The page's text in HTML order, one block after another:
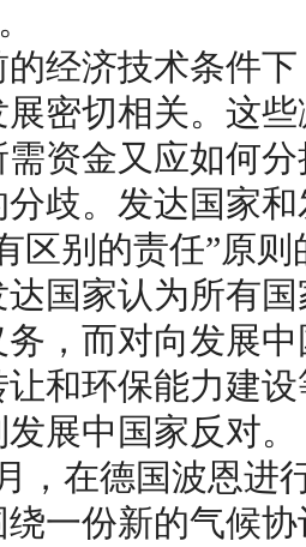
济技术条件下
密切相关。这
资金又应如何
分歧。发达国家
区别的责任”原
达国家认为所有
务，而对向发展
和环保能力建
展中国家反对。
在德国波恩进
一份新的气候